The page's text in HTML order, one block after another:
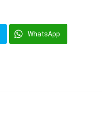
WhatsApp